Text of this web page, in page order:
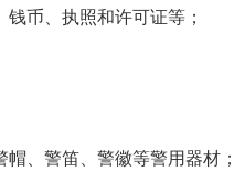
币、执照和许可证等；
、警笛、警徽等警用器材；